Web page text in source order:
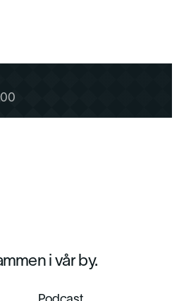
i vår by.